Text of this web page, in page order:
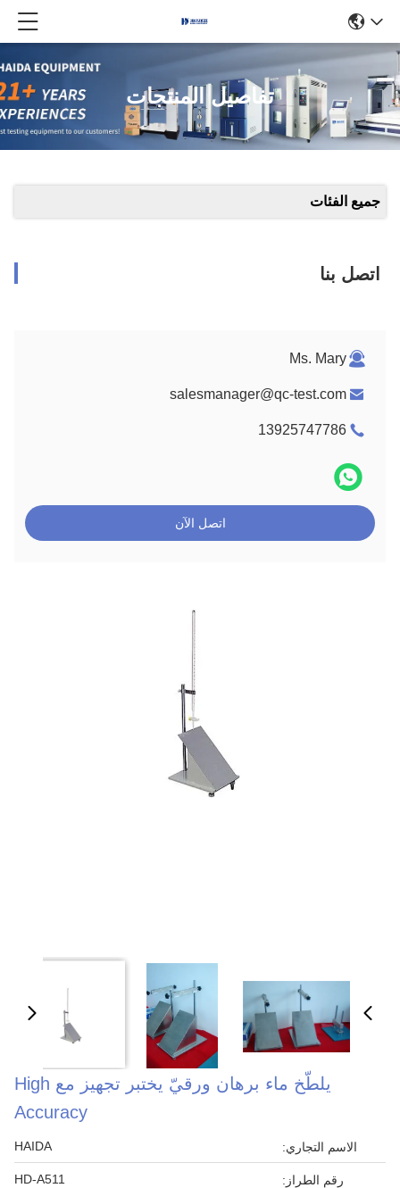
تفاصيل المنتجات
جميع الفئات
اتصل بنا
Ms. Mary
salesmanager@qc-test.com
13925747786
اتصل الآن
يلطّخ ماء برهان ورقيّ يختبر تجهيز مع High
Accuracy
الاسم التجاري: HAIDA
رقم الطراز: HD-A511